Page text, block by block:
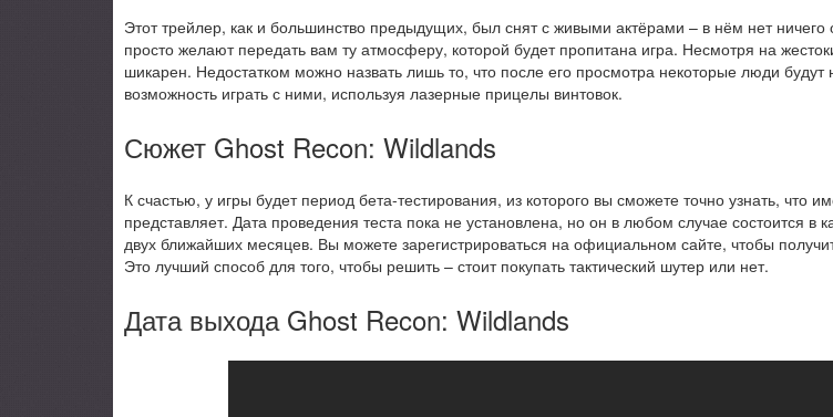
Этот трейлер, как и большинство предыдущих, был снят с живыми актёрами – в нём нет ничего
просто желают передать вам ту атмосферу, которой будет пропитана игра. Несмотря на
шикарен. Недостатком можно назвать лишь то, что после его просмотра некоторые люди будут
возможность играть с ними, используя лазерные прицелы винтовок.
Сюжет Ghost Recon: Wildlands
К счастью, у игры будет период бета-тестирования, из которого вы сможете точно узнать, что
представляет. Дата проведения теста пока не установлена, но он в любом случае состоится в
двух ближайших месяцев. Вы можете зарегистрироваться на официальном сайте, чтобы
Это лучший способ для того, чтобы решить – стоит покупать тактический шутер или нет.
Дата выхода Ghost Recon: Wildlands